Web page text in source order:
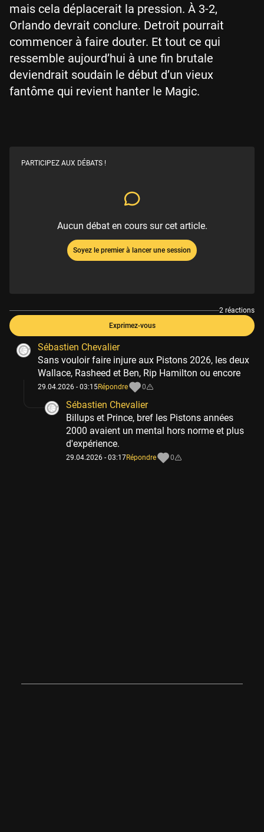
mais cela déplacerait la pression. À 3-2,
Orlando devrait conclure. Detroit pourrait
commencer à faire douter. Et tout ce qui
ressemble aujourd’hui à une fin brutale
deviendrait soudain le début d’un vieux
fantôme qui revient hanter le Magic.
PARTICIPEZ AUX DÉBATS !
Aucun débat en cours sur cet article.
Soyez le premier à lancer une session
2 réactions
Exprimez-vous
Sébastien Chevalier
Sans vouloir faire injure aux Pistons 2026, les deux
Wallace, Rasheed et Ben, Rip Hamilton ou encore
29.04.2026 - 03:15Répondre 0
Sébastien Chevalier
Billups et Prince, bref les Pistons années
2000 avaient un mental hors norme et plus
d'expérience.
29.04.2026 - 03:17Répondre 0